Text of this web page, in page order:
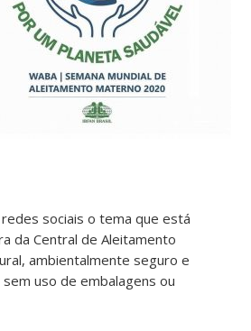
sociais o tema que está
da Central de Aleitamento
ambientalmente seguro e
uso de embalagens ou